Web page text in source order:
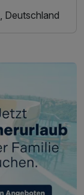
Deutschland